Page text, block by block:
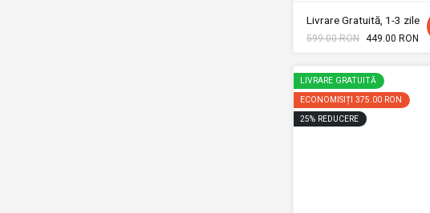
Livrare Gratuită, 1-3 zile
599.00 RON 449.00 RON
LIVRARE GRATUITĂ
ECONOMISIȚI 375.00 RON
25% REDUCERE